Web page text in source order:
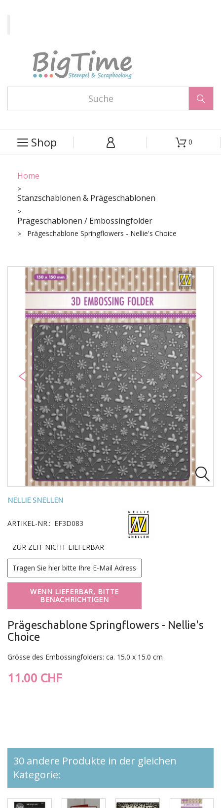

 Shop   0
Home
Stanzschablonen & Prägeschablonen
Prägeschablonen / Embossingfolder
Prägeschablone Springflowers - Nellie's Choice

NELLIE SNELLEN
ARTIKEL-NR.: EF3D083
ZUR ZEIT NICHT LIEFERBAR
WENN LIEFERBAR, BITTE
BENACHRICHTIGEN
Prägeschablone Springflowers - Nellie's
Choice
Grösse des Embossingfolders: ca. 15.0 x 15.0 cm
11.00 CHF
30 andere Produkte in der gleichen
Kategorie: